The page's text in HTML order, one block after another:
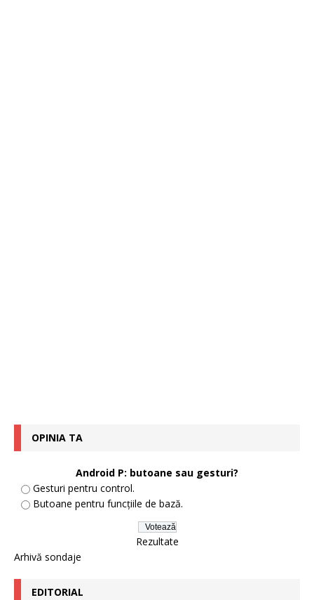
OPINIA TA
Android P: butoane sau gesturi?
Gesturi pentru control.
Butoane pentru funcțiile de bază.
Rezultate
Arhivă sondaje
EDITORIAL